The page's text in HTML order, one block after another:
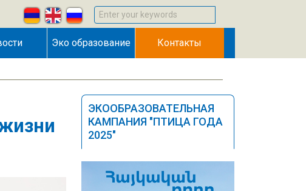
Enter your keywords
Эко образование Контакты
ЭКООБРАЗОВАТЕЛЬНАЯ
КАМПАНИЯ "ПТИЦА ГОДА
2025"